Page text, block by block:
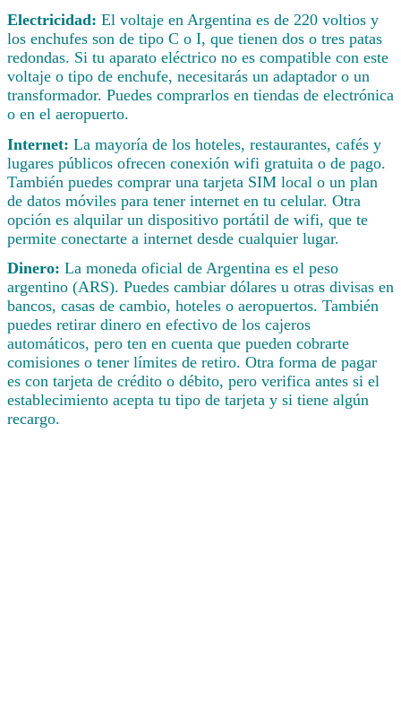
Electricidad: El voltaje en Argentina es de 220 voltios y
los enchufes son de tipo C o I, que tienen dos o tres patas
redondas. Si tu aparato eléctrico no es compatible con este
voltaje o tipo de enchufe, necesitarás un adaptador o un
transformador. Puedes comprarlos en tiendas de electrónica
o en el aeropuerto.
Internet: La mayoría de los hoteles, restaurantes, cafés y
lugares públicos ofrecen conexión wifi gratuita o de pago.
También puedes comprar una tarjeta SIM local o un plan
de datos móviles para tener internet en tu celular. Otra
opción es alquilar un dispositivo portátil de wifi, que te
permite conectarte a internet desde cualquier lugar.
Dinero: La moneda oficial de Argentina es el peso
argentino (ARS). Puedes cambiar dólares u otras divisas en
bancos, casas de cambio, hoteles o aeropuertos. También
puedes retirar dinero en efectivo de los cajeros
automáticos, pero ten en cuenta que pueden cobrarte
comisiones o tener límites de retiro. Otra forma de pagar
es con tarjeta de crédito o débito, pero verifica antes si el
establecimiento acepta tu tipo de tarjeta y si tiene algún
recargo.